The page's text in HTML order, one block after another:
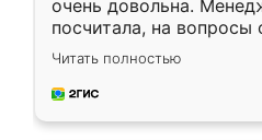
очень довольна.
посчитала, на вопросы
Замерщик приехал в
делу со всей
за день, ребята
Читать полностью